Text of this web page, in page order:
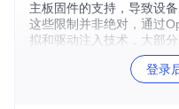
主板固件的支持，导致设
这些限制并非绝对，通过
拟和驱动注入技术，大部
登录